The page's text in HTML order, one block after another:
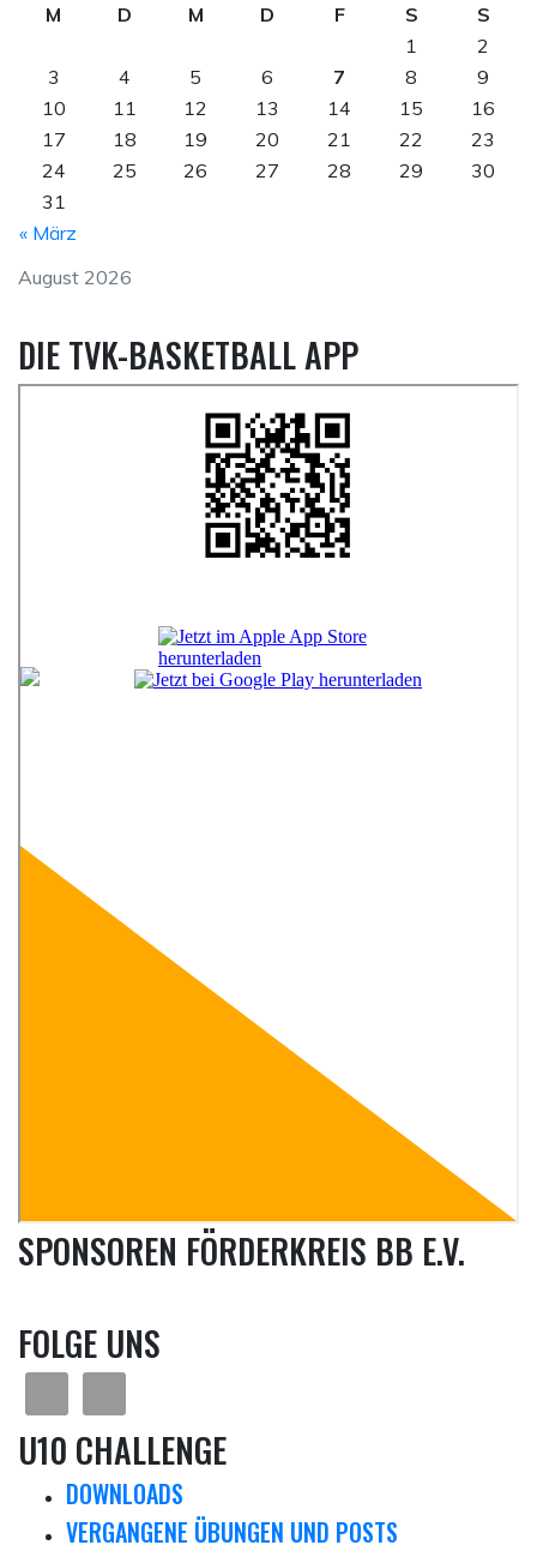
August 2026
M D M D F S S
« März
1
2
3
4 5 6 7 8
9
10
11 12 13 14 15
16
17
18 19 20 21 22
23
24
25 26 27 28 29
30
31
DIE TVK-BASKETBALL APP
SPONSOREN FÖRDERKREIS BB E.V.
FOLGE UNS
U10 CHALLENGE
DOWNLOADS
VERGANGENE ÜBUNGEN UND POSTS